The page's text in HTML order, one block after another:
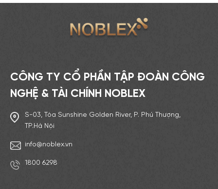
CÔNG TY CỔ PHẦN TẬP ĐOÀN CÔNG
NGHỆ & TÀI CHÍNH NOBLEX
S-03, Tòa Sunshine Golden River, P. Phú Thượng,
TP.Hà Nội
info@noblex.vn
1800 6298